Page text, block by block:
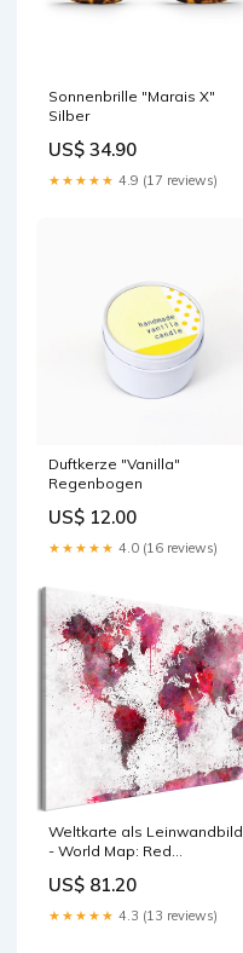
Sonnenbrille "Marais X"
Silber
US$ 34.90
★★★★★ 4.9 (17 reviews)
Duftkerze "Vanilla"
Regenbogen
US$ 12.00
★★★★★ 4.0 (16 reviews)
Weltkarte als Leinwandbild
- World Map: Red
Stein
US$ 81.20
★★★★★ 4.3 (13 reviews)